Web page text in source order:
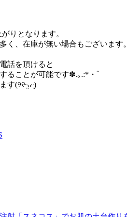
りとなります。
く、在庫が無い場合もございます。
話を頂けると
ることが可能です✽.｡.:*・ﾟ
す(୨୧ᵕ̤ᴗᵕ̤)